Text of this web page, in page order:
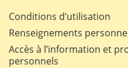
Conditions d’utilisation
Renseignements
Accès à l’information et
personnels